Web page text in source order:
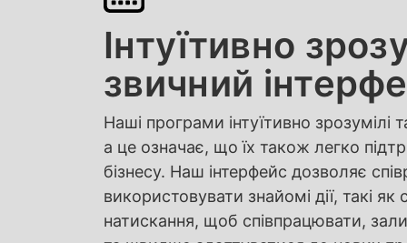
Інтуїтивно
звичний
Наші програми інтуїтивно зрозумілі
а це означає, що їх також легко
бізнесу. Наш інтерфейс дозволяє
використовувати знайомі дії, такі
натискання, щоб співпрацювати,